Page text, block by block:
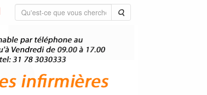
Rechercher